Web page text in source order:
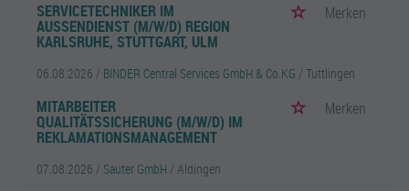
SERVICETECHNIKER IM
AUSSENDIENST (M/W/D) REGION K
ARLSRUHE, STUTTGART, ULM
Merken
06.08.2026 / BINDER Central Services GmbH & Co.KG / Tuttlingen
MITARBEITER
QUALITÄTSSICHERUNG (M/W/D) IM
REKLAMATIONSMANAGEMENT
Merken
07.08.2026 / Sauter GmbH / Aldingen